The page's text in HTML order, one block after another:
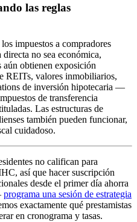
las reglas
impuestos a compradores
no sea económica,
aún obtienen exposición
REITs, valores inmobiliarios,
de inversión hipotecaria —
de transferencia
Las estructuras de
también pueden funcionar,
cuidadoso.
no califican para
así que hacer suscripción
desde el primer día ahorra
programa una sesión de estrategia
exactamente qué prestamistas
en cronograma y tasas.